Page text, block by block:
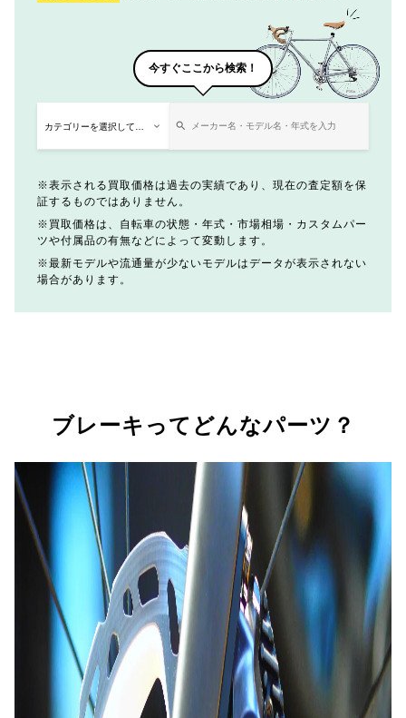
今すぐここから検索！
表示される買取価格は過去の実績であり、現在の査定額を保
証するものではありません。
買取価格は、自転車の状態・年式・市場相場・カスタムパー
ツや付属品の有無などによって変動します。
最新モデルや流通量が少ないモデルはデータが表示されない
場合があります。
ブレーキってどんなパーツ？